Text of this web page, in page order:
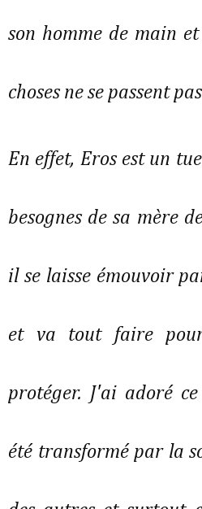
son homme de main
choses ne se passent
En effet, Eros est un
besognes de sa mère
il se laisse émouvoir
et va tout faire
protéger. J'ai adoré
été transformé par la